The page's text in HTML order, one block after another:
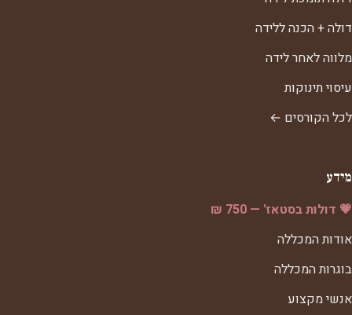
דולה + הכנה ללידה
מלווה לאחר לידה
עיסוי תינוקות
לכל הקורסים ←
מידע
💗 דולות בסטאז' — 750 ₪
אודות המכללה
בוגרות המכללה
אנשי מקצוע